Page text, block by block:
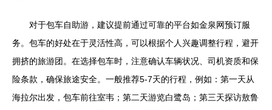
对于包车自助游，建议提前通过可靠的平台如金泉网预订服
务。包车的好处在于灵活性高，可以根据个人兴趣调整行程，避开
拥挤的旅游团。在选择包车时，注意确认车辆状况、司机资质和保
险条款，确保旅途安全。一般推荐5-7天的行程，例如：第一天从
海拉尔出发，包车前往室韦；第二天游览白鹭岛；第三天探访敖鲁